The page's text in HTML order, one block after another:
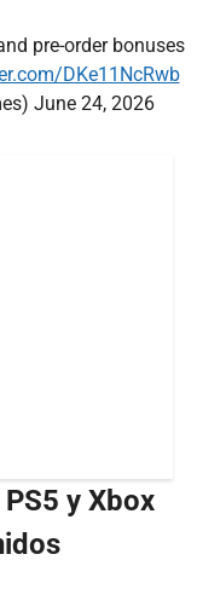
pre-order bonuses
DKe11NcRwb
June 24, 2026
y Xbox